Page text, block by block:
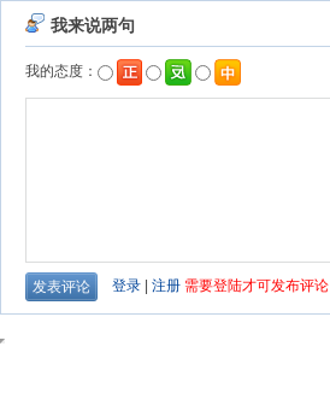
我来说两句
我的态度：
登录 注册 需要登陆才可发布评论